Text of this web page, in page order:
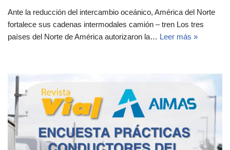
Ante la reducción del intercambio oceánico, América del Norte
fortalece sus cadenas intermodales camión – tren Los tres
países del Norte de América autorizaron la… Leer más »